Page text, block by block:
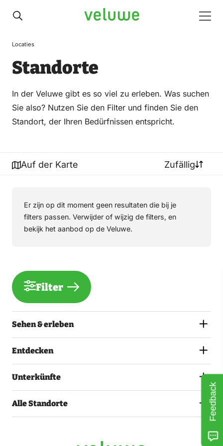
Veluwe
Locaties
Standorte
In der Veluwe gibt es so viel zu erleben. Was suchen
Sie also? Nutzen Sie den Filter und finden Sie den
Standort, der Ihren Bedürfnissen entspricht.
Auf der Karte Zufällig
Er zijn op dit moment geen resultaten die bij je
filters passen. Verwijder of wijzig de filters, en
bekijk het aanbod op de Veluwe.
Filter
Sehen & erleben
Entdecken
Unterkünfte
Alle Standorte Feedback